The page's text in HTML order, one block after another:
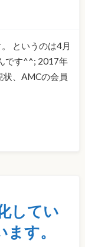
というのは4月
です^^; 2017年
、AMCの会員
してい
す。